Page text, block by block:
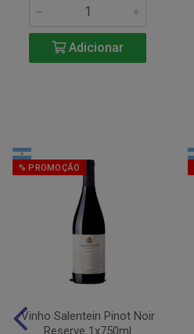
Adicionar
% PROMOÇÃO
Vinho Salentein Pinot Noir
Reserve 1x750ml